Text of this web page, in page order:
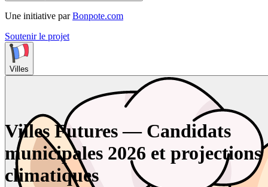
Une initiative par Bonpote.com
Soutenir le projet
Villes
Villes Futures — Candidats
municipales 2026 et projections
climatiques